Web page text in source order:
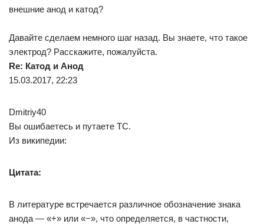
внешние анод и катод?
Давайте сделаем немного шаг назад. Вы знаете, что такое
электрод? Расскажите, пожалуйста.
Re: Катод и Анод
15.03.2017, 22:23
Dmitriy40
Вы ошибаетесь и путаете TC.
Из википедии:
Цитата:
В литературе встречается различное обозначение знака
анода — «+» или «−», что определяется, в частности,